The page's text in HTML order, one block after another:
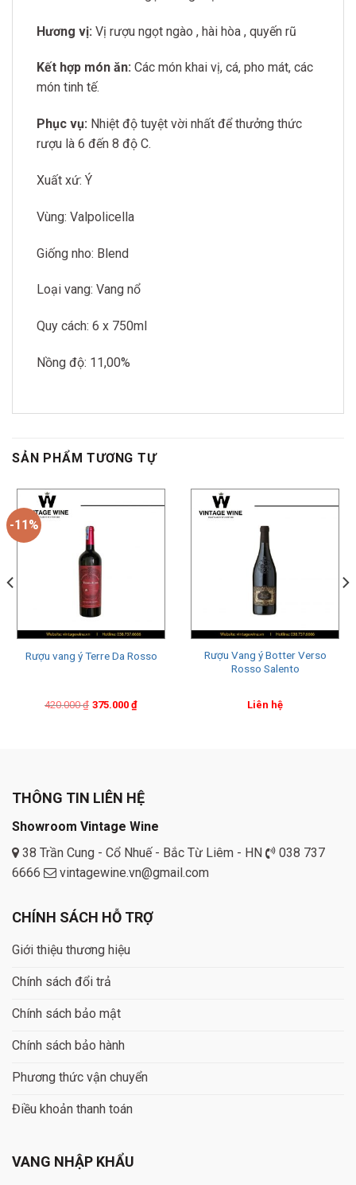
Hương vị: Vị rượu ngọt ngào , hài hòa , quyến rũ
Kết hợp món ăn: Các món khai vị, cá, pho mát, các
món tinh tế.
Phục vụ: Nhiệt độ tuyệt vời nhất để thưởng thức
rượu là 6 đến 8 độ C.
Xuất xứ: Ý
Vùng: Valpolicella
Giống nho: Blend
Loại vang: Vang nổ
Quy cách: 6 x 750ml
Nồng độ: 11,00%
SẢN PHẨM TƯƠNG TỰ
-11%
Rượu vang ý Terre Da Rosso
420.000₫
Original
375.000 ₫
Current
Rượu Vang ý Botter Verso
Rosso Salento
Liên hệ
THÔNG TIN LIÊN HỆ
Showroom Vintage Wine
38 Trần Cung - Cổ Nhuế - Bắc Từ Liêm - HN
038 737
6666
vintagewine.vn@gmail.com
CHÍNH SÁCH HỖ TRỢ
Giới thiệu thương hiệu
Chính sách đổi trả
Chính sách bảo mật
Chính sách bảo hành
Phương thức vận chuyển
Điều khoản thanh toán
VANG NHẬP KHẨU